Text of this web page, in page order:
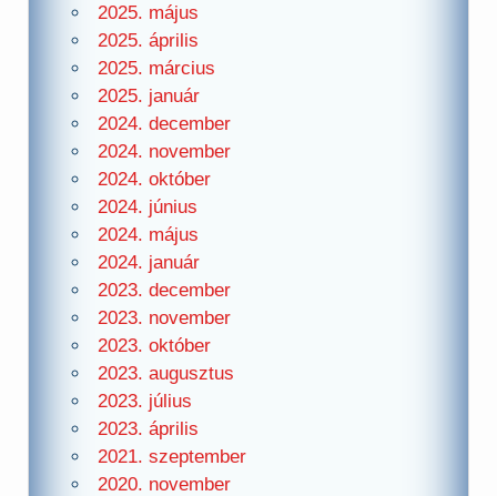
2025. május
2025. április
2025. március
2025. január
2024. december
2024. november
2024. október
2024. június
2024. május
2024. január
2023. december
2023. november
2023. október
2023. augusztus
2023. július
2023. április
2021. szeptember
2020. november